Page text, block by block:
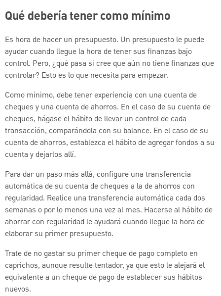
Qué debería tener como mínimo
Es hora de hacer un presupuesto. Un presupuesto le puede
ayudar cuando llegue la hora de tener sus finanzas bajo
control. Pero, ¿qué pasa si cree que aún no tiene finanzas que
controlar? Esto es lo que necesita para empezar.
Como mínimo, debe tener experiencia con una cuenta de
cheques y una cuenta de ahorros. En el caso de su cuenta de
cheques, hágase el hábito de llevar un control de cada
transacción, comparándola con su balance. En el caso de su
cuenta de ahorros, establezca el hábito de agregar fondos a su
cuenta y dejarlos allí.
Para dar un paso más allá, configure una transferencia
automática de su cuenta de cheques a la de ahorros con
regularidad. Realice una transferencia automática cada dos
semanas o por lo menos una vez al mes. Hacerse al hábito de
ahorrar con regularidad le ayudará cuando llegue la hora de
elaborar su primer presupuesto.
Trate de no gastar su primer cheque de pago completo en
caprichos, aunque resulte tentador, ya que esto le alejará el
equivalente a un cheque de pago de establecer sus hábitos
nuevos.